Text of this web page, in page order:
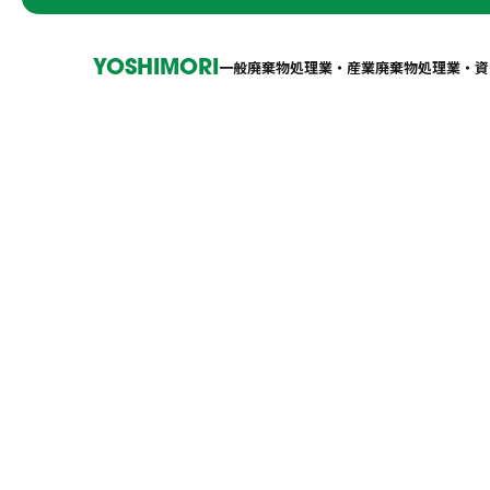
YOSHIMORI一般廃棄物処理業・産業廃棄物処理業・